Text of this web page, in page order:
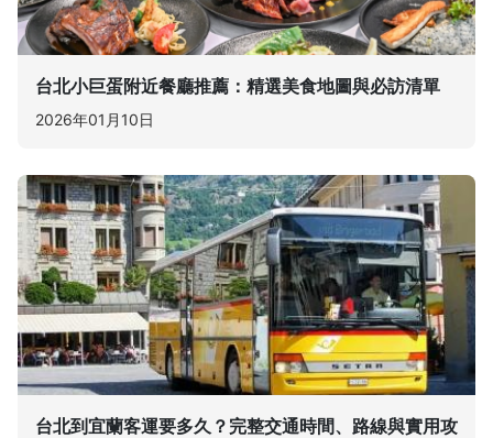
台北小巨蛋附近餐廳推薦：精選美食地圖與必訪清單
2026年01月10日
台北到宜蘭客運要多久？完整交通時間、路線與實用攻